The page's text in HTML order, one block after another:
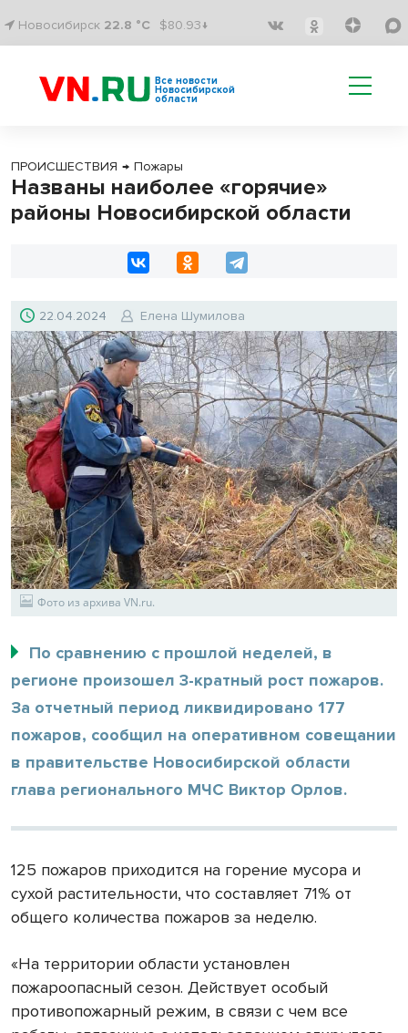
Новосибирск 22.8 °C $80.93↓
Все новости
Новосибирской
области
ПРОИСШЕСТВИЯ → Пожары
Названы наиболее «горячие»
районы Новосибирской области
22.04.2024 Елена Шумилова
Фото из архива VN.ru.
По сравнению с прошлой неделей, в
регионе произошел 3-кратный рост пожаров.
За отчетный период ликвидировано 177
пожаров, сообщил на оперативном совещании
в правительстве Новосибирской области
глава регионального МЧС Виктор Орлов.
125 пожаров приходится на горение мусора и
сухой растительности, что составляет 71% от
общего количества пожаров за неделю.
«На территории области установлен
пожароопасный сезон. Действует особый
противопожарный режим, в связи с чем все